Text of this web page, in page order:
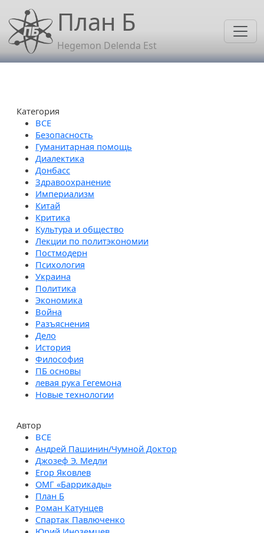
Перейти к основному содержанию
План Б
Hegemon Delenda Est
Категория
Безопасность
Гуманитарная помощь
Диалектика
Донбасс
Здравоохранение
Империализм
Китай
Критика
Культура и общество
Лекции по политэкономии
Постмодерн
Психология
Украина
Политика
Экономика
Война
Разъяснения
Дело
История
Философия
ПБ основы
левая рука Гегемона
Новые технологии
Автор
Андрей Пашинин/Чумной Доктор
Джозеф Э. Медли
Егор Яковлев
ОМГ «Баррикады»
План Б
Роман Катунцев
Спартак Павлюченко